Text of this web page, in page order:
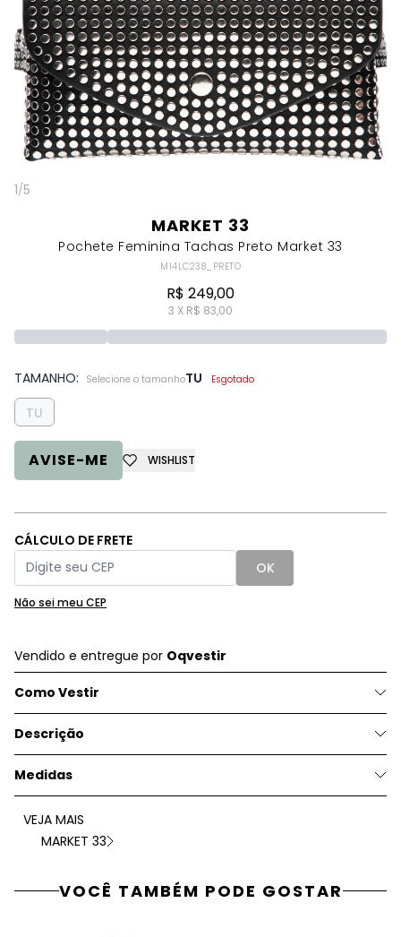
1/5
MARKET 33
Pochete Feminina Tachas Preto Market 33
MI4LC238_PRETO
R$ 249,00
3 X R$ 83,00
TAMANHO: Selecione o tamanhoTU Esgotado
TU
AVISE-ME WISHLIST
CÁLCULO DE FRETE
OK
Não sei meu CEP
Vendido e entregue por Oqvestir
Como Vestir
Descrição
Medidas
VEJA MAIS
MARKET 33
VOCÊ TAMBÉM PODE GOSTAR